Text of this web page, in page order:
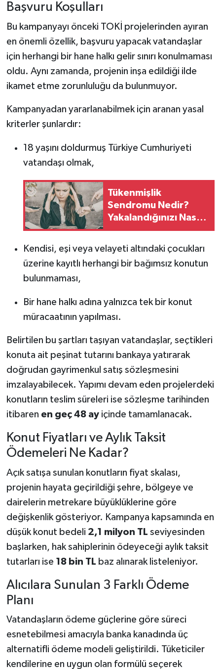
Başvuru Koşulları
Bu kampanyayı önceki TOKİ projelerinden ayıran
en önemli özellik, başvuru yapacak vatandaşlar
için herhangi bir hane halkı gelir sınırı konulmaması
oldu. Aynı zamanda, projenin inşa edildiği ilde
ikamet etme zorunluluğu da bulunmuyor.
Kampanyadan yararlanabilmek için aranan yasal
kriterler şunlardır:
18 yaşını doldurmuş Türkiye Cumhuriyeti
vatandaşı olmak,
Tükenmişlik
Sendromu Nedir?
Yakalandığınızı Nasıl
Anlarsınız?
Kendisi, eşi veya velayeti altındaki çocukları
üzerine kayıtlı herhangi bir bağımsız konutun
bulunmaması,
Bir hane halkı adına yalnızca tek bir konut
müracaatının yapılması.
Belirtilen bu şartları taşıyan vatandaşlar, seçtikleri
konuta ait peşinat tutarını bankaya yatırarak
doğrudan gayrimenkul satış sözleşmesini
imzalayabilecek. Yapımı devam eden projelerdeki
konutların teslim süreleri ise sözleşme tarihinden
itibaren en geç 48 ayiçinde tamamlanacak.
Konut Fiyatları ve Aylık Taksit
Ödemeleri Ne Kadar?
Açık satışa sunulan konutların fiyat skalası,
projenin hayata geçirildiği şehre, bölgeye ve
dairelerin metrekare büyüklüklerine göre
değişkenlik gösteriyor. Kampanya kapsamında en
düşük konut bedeli 2,1 milyon TL seviyesinden
başlarken, hak sahiplerinin ödeyeceği aylık taksit
tutarları ise 18 bin TL baz alınarak listeleniyor.
Alıcılara Sunulan 3 Farklı Ödeme
Planı
Vatandaşların ödeme güçlerine göre süreci
esnetebilmesi amacıyla banka kanadında üç
alternatifli ödeme modeli geliştirildi. Tüketiciler
kendilerine en uygun olan formülü seçerek